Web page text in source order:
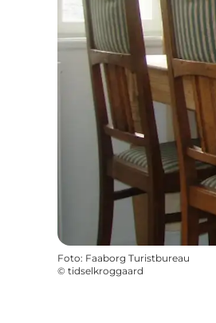
Foto: Faaborg Turistbureau
© tidselkroggaard